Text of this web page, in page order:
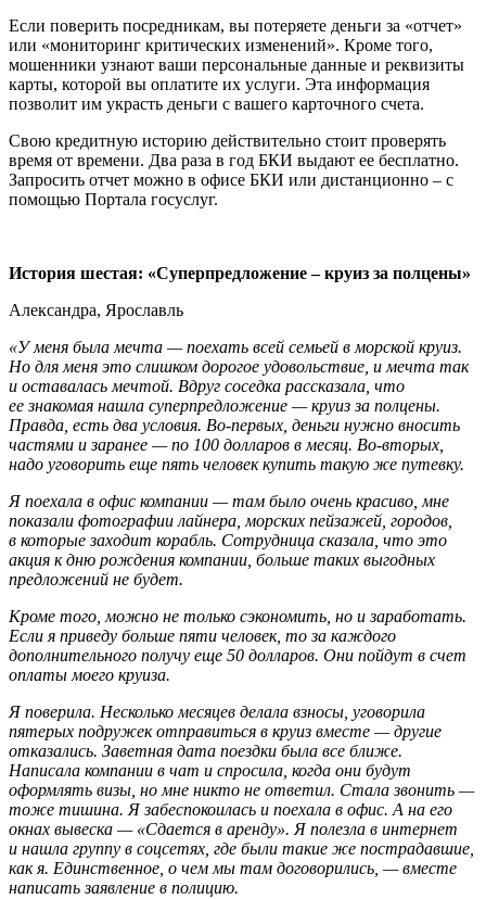
Если поверить посредникам, вы потеряете деньги за «отчет»
или «мониторинг критических изменений». Кроме того,
мошенники узнают ваши персональные данные и реквизиты
карты, которой вы оплатите их услуги. Эта информация
позволит им украсть деньги с вашего карточного счета.
Свою кредитную историю действительно стоит проверять
время от времени. Два раза в год БКИ выдают ее бесплатно.
Запросить отчет можно в офисе БКИ или дистанционно – с
помощью Портала госуслуг.
История шестая: «Суперпредложение – круиз за полцены»
Александра, Ярославль
«У меня была мечта — поехать всей семьей в морской круиз.
Но для меня это слишком дорогое удовольствие, и мечта так
и оставалась мечтой. Вдруг соседка рассказала, что
ее знакомая нашла суперпредложение — круиз за полцены.
Правда, есть два условия. Во-первых, деньги нужно вносить
частями и заранее — по 100 долларов в месяц. Во-вторых,
надо уговорить еще пять человек купить такую же путевку.
Я поехала в офис компании — там было очень красиво, мне
показали фотографии лайнера, морских пейзажей, городов,
в которые заходит корабль. Сотрудница сказала, что это
акция к дню рождения компании, больше таких выгодных
предложений не будет.
Кроме того, можно не только сэкономить, но и заработать.
Если я приведу больше пяти человек, то за каждого
дополнительного получу еще 50 долларов. Они пойдут в счет
оплаты моего круиза.
Я поверила. Несколько месяцев делала взносы, уговорила
пятерых подружек отправиться в круиз вместе — другие
отказались. Заветная дата поездки была все ближе.
Написала компании в чат и спросила, когда они будут
оформлять визы, но мне никто не ответил. Стала звонить —
тоже тишина. Я забеспокоилась и поехала в офис. А на его
окнах вывеска — «Сдается в аренду». Я полезла в интернет
и нашла группу в соцсетях, где были такие же пострадавшие,
как я. Единственное, о чем мы там договорились, — вместе
написать заявление в полицию.